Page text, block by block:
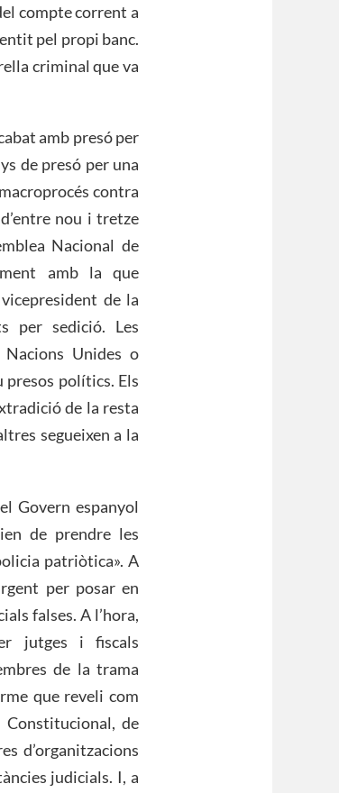
compte corrent a
pel propi banc.
criminal que va
amb presó per
de presó per una
contra
nou i tretze
Nacional de
amb la que
de la
per sedició. Les
Unides o
polítics. Els
de la resta
segueixen a la
Govern espanyol
de prendre les
patriòtica». A
per posar en
falses. A l’hora,
jutges i fiscals
de la trama
que reveli com
de
d’organitzacions
judicials. I, a